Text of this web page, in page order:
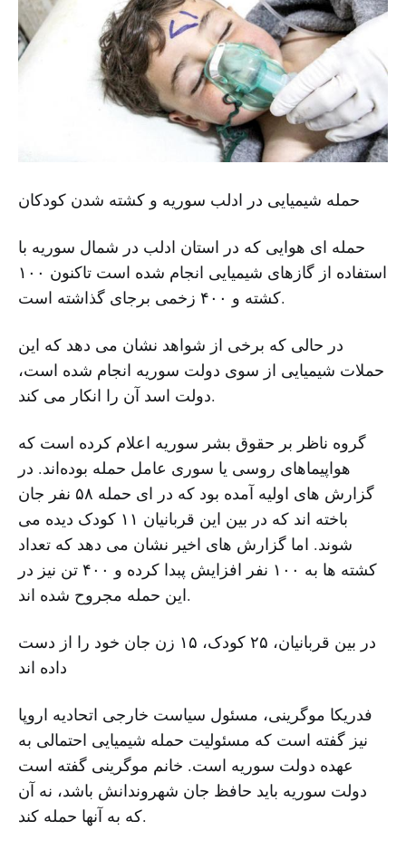
حمله شیمیایی در ادلب سوریه و کشته شدن کودکان
حمله ای هوایی که در استان ادلب در شمال سوریه با
استفاده از گازهای شیمیایی انجام شده است تاکنون ۱۰۰
کشته و ۴۰۰ زخمی برجای گذاشته است.
در حالی که برخی از شواهد نشان می دهد که این
حملات شیمیایی از سوی دولت سوریه انجام شده است،
دولت اسد آن را انکار می کند.
گروه ناظر بر حقوق بشر سوریه اعلام کرده است که
هواپیماهای روسی یا سوری عامل حمله بوده‌اند. در
گزارش های اولیه آمده بود که در ای حمله ۵۸ نفر جان
باخته اند که در بین این قربانیان ۱۱ کودک دیده می
شوند. اما گزارش های اخیر نشان می دهد که تعداد
کشته ها به ۱۰۰ نفر افزایش پبدا کرده و ۴۰۰ تن نیز در
این حمله مجروح شده اند.
در بین قربانیان، ۲۵ کودک، ۱۵ زن جان خود را از دست
داده اند
فدریکا موگرینی، مسئول سیاست خارجی اتحادیه اروپا
نیز گفته است که مسئولیت حمله شیمیایی احتمالی به
عهده دولت سوریه است. خانم موگرینی گفته است
دولت سوریه باید حافظ جان شهروندانش باشد، نه آن
که به آنها حمله کند.